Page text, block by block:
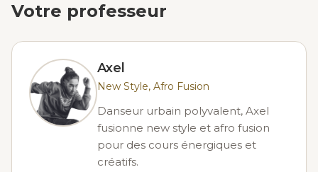
Votre professeur
Axel
New Style, Afro Fusion
Danseur urbain polyvalent, Axel
fusionne new style et afro fusion
pour des cours énergiques et
créatifs.